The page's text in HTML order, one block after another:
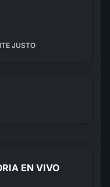
JUSTO
EN VIVO